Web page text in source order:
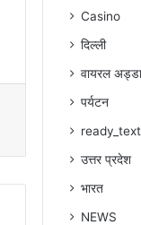
Casino
दिल्ली
वायरल अड्डा
पर्यटन
ready_text
उत्तर प्रदेश
भारत
NEWS